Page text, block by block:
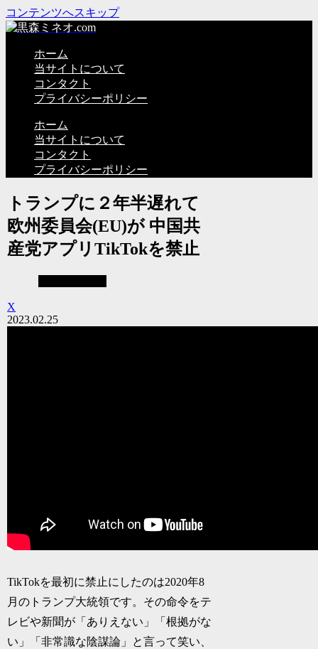
コンテンツへスキップ
ホーム
当サイトについて
コンタクト
プライバシーポリシー
ホーム
当サイトについて
コンタクト
プライバシーポリシー
トランプに２年半遅れて
欧州委員会(EU)が 中国共
産党アプリTikTokを禁止
X
2023.02.25
TikTokを最初に禁止にしたのは2020年8
月のトランプ大統領です。その命令をテ
レビや新聞が「ありえない」「根拠がな
い」「非常識な陰謀論」と言って笑い、